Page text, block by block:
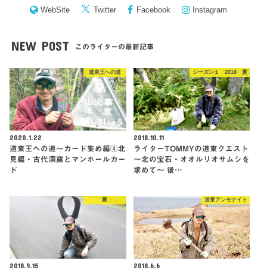
WebSite Twitter Facebook Instagram
NEW POST このライターの最新記事
道東王への道
2020.1.22
道東王への道～カード集め編④北
見編・古代洞窟とマンホールカー
ド
シーズン１ 2018 夏
2018.10.11
ライターTOMMYの道東クエスト
〜北の宝石・オオルリオサムシを
求めて〜 後…
夏
2018.9.15
道東アンモナイト
2018.6.6